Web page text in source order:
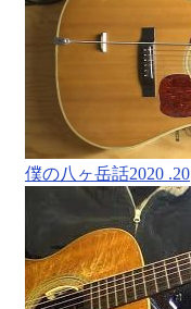
僕の八ヶ岳話2020 .20